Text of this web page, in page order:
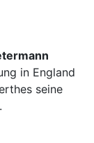
in England
seine